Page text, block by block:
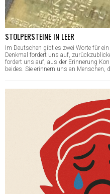
STOLPERSTEINE IN LEER
Im Deutschen gibt es zwei Worte für
Denkmal fordert uns auf,
fordert uns auf, aus der Erinnerung
beides. Sie erinnern uns an Menschen,